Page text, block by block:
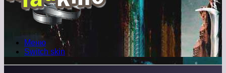
Меню
Switch skin